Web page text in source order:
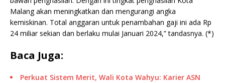
Malang akan meningkatkan dan mengurangi angka
kemiskinan. Total anggaran untuk penambahan gaji ini ada Rp
24 miliar sekian dan berlaku mulai Januari 2024,” tandasnya. (*)
Baca Juga:
Perkuat Sistem Merit, Wali Kota Wahyu: Karier ASN